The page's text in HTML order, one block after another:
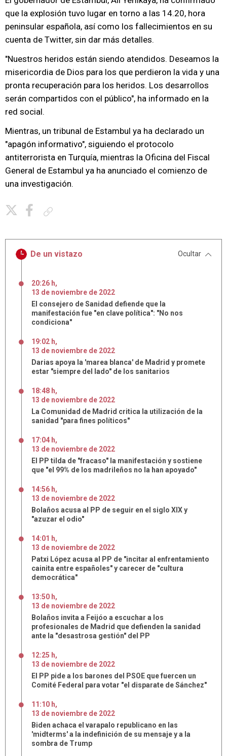
que la explosión tuvo lugar en torno a las 14.20, hora
peninsular española, así como los fallecimientos en su
cuenta de Twitter, sin dar más detalles.
"Nuestros heridos están siendo atendidos. Deseamos la
misericordia de Dios para los que perdieron la vida y una
pronta recuperación para los heridos. Los desarrollos
serán compartidos con el público", ha informado en la
red social.
Mientras, un tribunal de Estambul ya ha declarado un
"apagón informativo", siguiendo el protocolo
antiterrorista en Turquía, mientras la Oficina del Fiscal
General de Estambul ya ha anunciado el comienzo de
una investigación.
De un vistazo Ocultar
20:26 h,
13 de noviembre de 2022
El consejero de Sanidad defiende que la
manifestación fue "en clave política": "No nos
condiciona"
19:02 h,
13 de noviembre de 2022
Darias apoya la 'marea blanca' de Madrid y promete
estar "siempre del lado" de los sanitarios
18:48 h,
13 de noviembre de 2022
La Comunidad de Madrid critica la utilización de la
sanidad "para fines políticos"
17:04 h,
13 de noviembre de 2022
El PP tilda de "fracaso" la manifestación y sostiene
que "el 99% de los madrileños no la han apoyado"
14:56 h,
13 de noviembre de 2022
Bolaños acusa al PP de seguir en el siglo XIX y
"azuzar el odio"
14:01 h,
13 de noviembre de 2022
Patxi López acusa al PP de "incitar al enfrentamiento
cainita entre españoles" y carecer de "cultura
democrática"
13:50 h,
13 de noviembre de 2022
Bolaños invita a Feijóo a escuchar a los
profesionales de Madrid que defienden la sanidad
ante la "desastrosa gestión" del PP
12:25 h,
13 de noviembre de 2022
El PP pide a los barones del PSOE que fuercen un
Comité Federal para votar "el disparate de Sánchez"
11:10 h,
13 de noviembre de 2022
Biden achaca el varapalo republicano en las
'midterms' a la indefinición de su mensaje y a la
sombra de Trump